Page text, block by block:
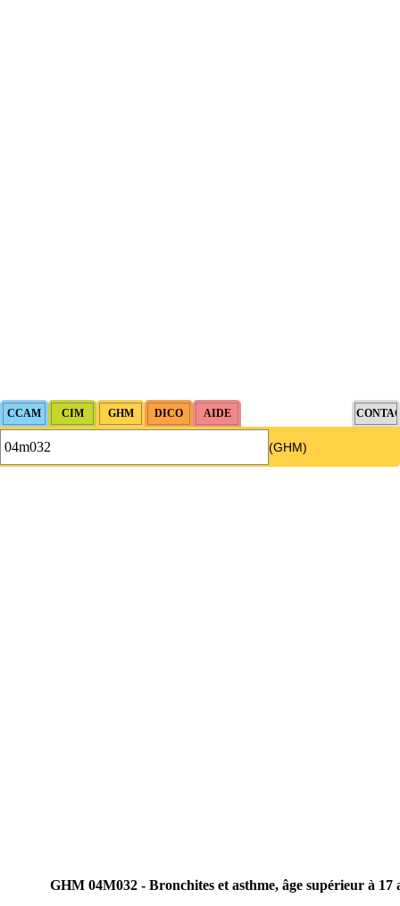
(GHM)
GHM 04M032 - Bronchites et asthme, âge supérieur à 17